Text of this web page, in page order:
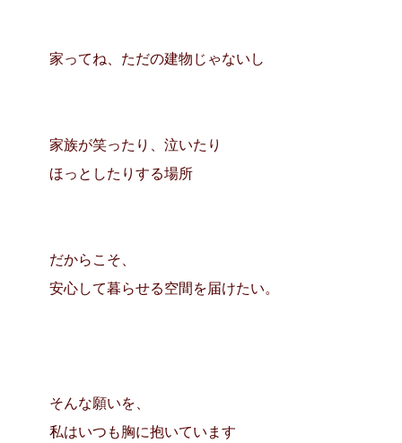
家ってね、ただの建物じゃないし
家族が笑ったり、泣いたり
ほっとしたりする場所
だからこそ、
安心して暮らせる空間を届けたい。
そんな願いを、
私はいつも胸に抱いています